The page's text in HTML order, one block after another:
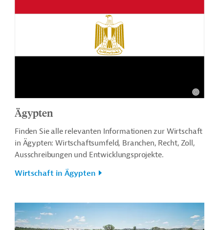
Ägypten
Finden Sie alle relevanten Informationen zur Wirtschaft
in Ägypten: Wirtschaftsumfeld, Branchen, Recht, Zoll,
Ausschreibungen und Entwicklungsprojekte.
Wirtschaft in Ägypten